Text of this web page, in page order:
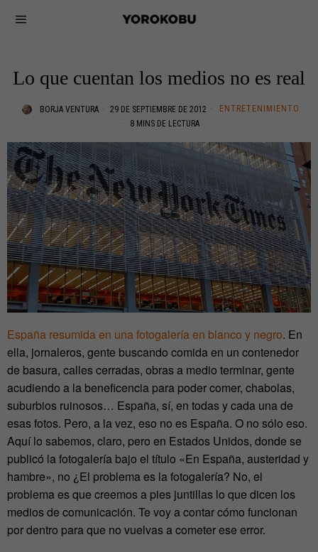
Lo que cuentan los medios no es real
BORJA VENTURA 29 DE SEPTIEMBRE DE 2012
ENTRETENIMIENTO
8 MINS DE LECTURA
España resumida en una fotogalería en blanco y negro. En
ella, jornaleros, gente buscando comida en un contenedor
de basura, calles cerradas, obras a medio terminar, gente
acudiendo a la beneficencia para poder comer, chabolas,
suburbios ruinosos… España, sí, en todas y cada una de
esas fotos. Pero, a la vez, eso no es España. O no sólo eso.
Aquí lo sabemos, claro, pero en Estados Unidos, donde se
publicó la fotogalería bajo el título «En España, austeridad y
hambre», no ¿El problema es la fotogalería? No, el
problema es que creemos a pies juntillas lo que dicen los
medios de comunicación. Te voy a contar cómo funcionan
por dentro para que no vuelvas a cometer ese error.